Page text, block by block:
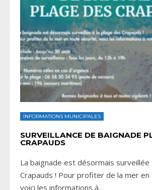
INFORMATIONS MUNICIPALES
SURVEILLANCE DE BAIGNADE
CRAPAUDS
La baignade est désormais surveillée
Crapauds ! Pour profiter de la mer
voici les informations à...